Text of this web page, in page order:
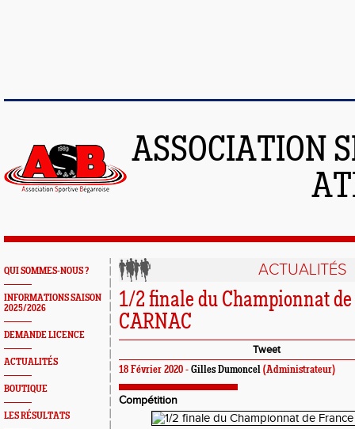
ASSOCIATION
QUI SOMMES-NOUS ?
INFORMATIONS SAISON
2025/2026
DEMANDE LICENCE
ACTUALITÉS
BOUTIQUE
LES RÉSULTATS
ACTUALITÉS
1/2 finale du Championnat de
CARNAC
Tweet
18 Février 2020 - Gilles Dumoncel (Administrateur)
Compétition